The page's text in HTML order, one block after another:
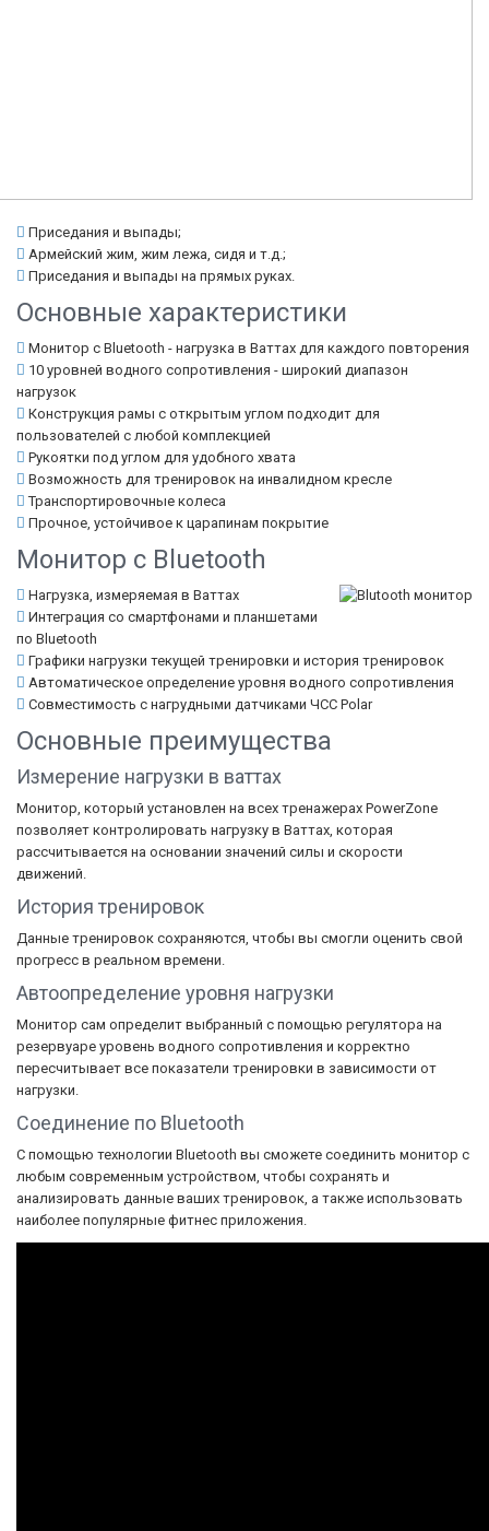
Приседания и выпады;
Армейский жим, жим лежа, сидя и т.д.;
Приседания и выпады на прямых руках.
Основные характеристики
Монитор с Bluetooth - нагрузка в Ваттах для каждого повторения
10 уровней водного сопротивления - широкий диапазон
нагрузок
Конструкция рамы с открытым углом подходит для
пользователей с любой комплекцией
Рукоятки под углом для удобного хвата
Возможность для тренировок на инвалидном кресле
Транспортировочные колеса
Прочное, устойчивое к царапинам покрытие
Монитор с Bluetooth
Нагрузка, измеряемая в Ваттах
Интеграция со смартфонами и планшетами
по Bluetooth
Графики нагрузки текущей тренировки и история тренировок
Автоматическое определение уровня водного сопротивления
Совместимость с нагрудными датчиками ЧСС Polar
Основные преимущества
Измерение нагрузки в ваттах
Монитор, который установлен на всех тренажерах PowerZone
позволяет контролировать нагрузку в Ваттах, которая
рассчитывается на основании значений силы и скорости
движений.
История тренировок
Данные тренировок сохраняются, чтобы вы смогли оценить свой
прогресс в реальном времени.
Автоопределение уровня нагрузки
Монитор сам определит выбранный с помощью регулятора на
резервуаре уровень водного сопротивления и корректно
пересчитывает все показатели тренировки в зависимости от
нагрузки.
Соединение по Bluetooth
С помощью технологии Bluetooth вы сможете соединить монитор с
любым современным устройством, чтобы сохранять и
анализировать данные ваших тренировок, а также использовать
наиболее популярные фитнес приложения.